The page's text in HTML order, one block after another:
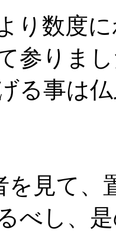
り数度
参りま
る事は
を見て、
べし、